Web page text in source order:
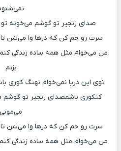
صدای زنجیر تو گوشم می‌خونه تو
سرت رو خم کن که درها وا می‌شن
من می‌خوام مثل همه ساده زندگی
بزنم
توی این دریا نمی‌خوام نهنگ کوری
کنکوری باشمصدای زنجیر تو گوشم
می‌مونی
سرت رو خم کن که درها وا می‌شن
من می‌خوام مثل همه ساده زندگی